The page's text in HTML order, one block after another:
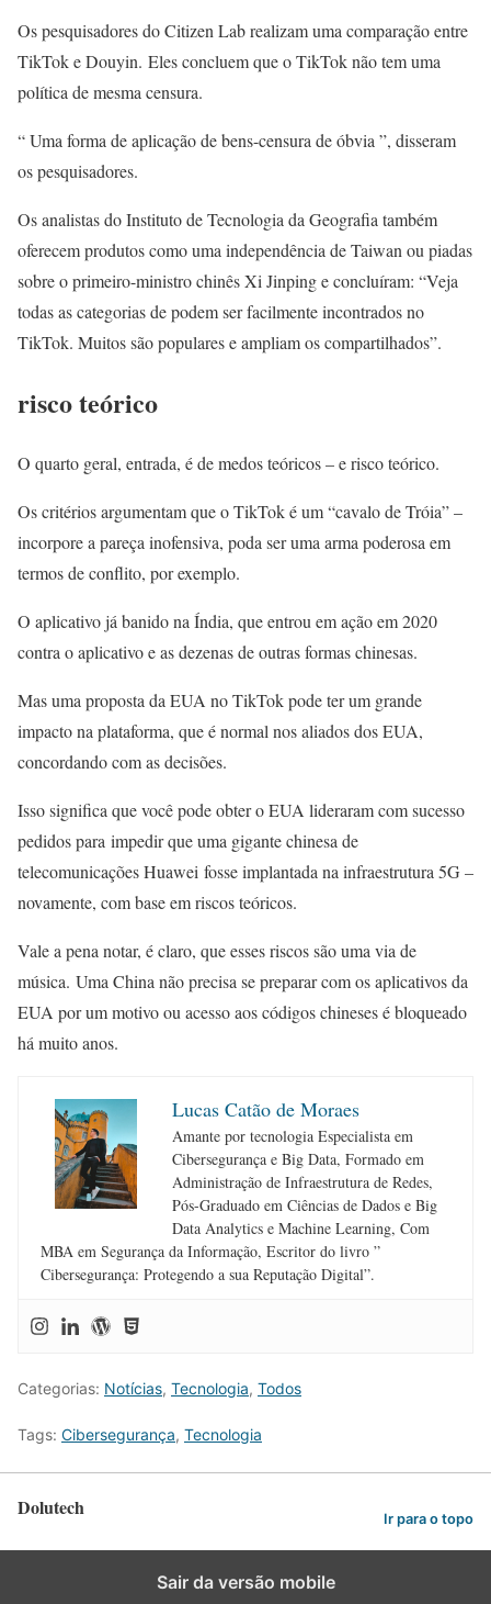
Os pesquisadores do Citizen Lab realizam uma comparação entre
TikTok e Douyin. Eles concluem que o TikTok não tem uma
política de mesma censura.
“ Uma forma de aplicação de bens-censura de óbvia ”, disseram
os pesquisadores.
Os analistas do Instituto de Tecnologia da Geografia também
oferecem produtos como uma independência de Taiwan ou piadas
sobre o primeiro-ministro chinês Xi Jinping e concluíram: “Veja
todas as categorias de podem ser facilmente incontrados no
TikTok. Muitos são populares e ampliam os compartilhados”.
risco teórico
O quarto geral, entrada, é de medos teóricos – e risco teórico.
Os critérios argumentam que o TikTok é um “cavalo de Tróia” –
incorpore a pareça inofensiva, poda ser uma arma poderosa em
termos de conflito, por exemplo.
O aplicativo já banido na Índia, que entrou em ação em 2020
contra o aplicativo e as dezenas de outras formas chinesas.
Mas uma proposta da EUA no TikTok pode ter um grande
impacto na plataforma, que é normal nos aliados dos EUA,
concordando com as decisões.
Isso significa que você pode obter o EUA lideraram com sucesso
pedidos para impedir que uma gigante chinesa de
telecomunicações Huawei fosse implantada na infraestrutura 5G –
novamente, com base em riscos teóricos.
Vale a pena notar, é claro, que esses riscos são uma via de
música. Uma China não precisa se preparar com os aplicativos da
EUA por um motivo ou acesso aos códigos chineses é bloqueado
há muito anos.
Lucas Catão de Moraes
Amante por tecnologia Especialista em
Cibersegurança e Big Data, Formado em
Administração de Infraestrutura de Redes,
Pós-Graduado em Ciências de Dados e Big
Data Analytics e Machine Learning, Com
MBA em Segurança da Informação, Escritor do livro ”
Cibersegurança: Protegendo a sua Reputação Digital”.
Categorias: Notícias, Tecnologia, Todos
Tags: Cibersegurança, Tecnologia
Dolutech Ir para o topo
Sair da versão mobile